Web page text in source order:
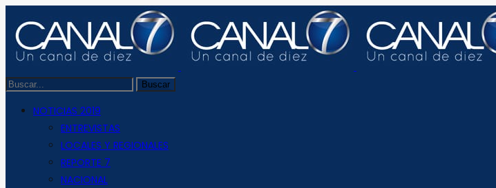
NOTICIAS 2019
ENTREVISTAS
LOCALES Y REGIONALES
REPORTE 7
NACIONAL